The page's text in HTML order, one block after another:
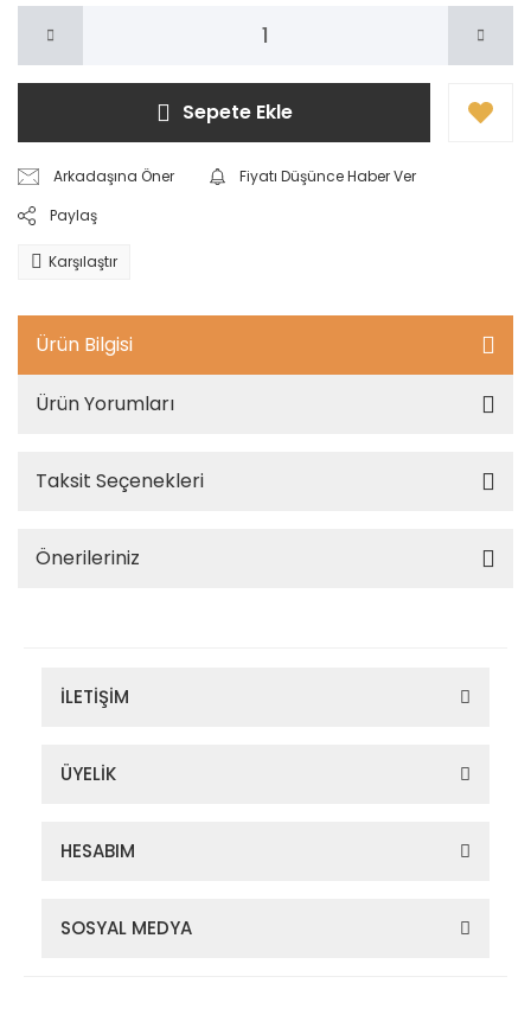
Sepete Ekle
Arkadaşına Öner
Fiyatı Düşünce Haber Ver
Paylaş
Karşılaştır
Ürün Bilgisi
Ürün Yorumları
Taksit Seçenekleri
Önerileriniz
İLETİŞİM
ÜYELİK
HESABIM
SOSYAL MEDYA